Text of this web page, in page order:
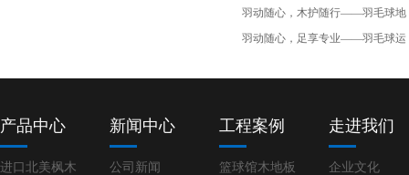
羽动随心，木护随行——羽毛球地
羽动随心，足享专业——羽毛球运
产品中心
进口北美枫木
新闻中心
公司新闻
工程案例
篮球馆木地板
走进我们
企业文化